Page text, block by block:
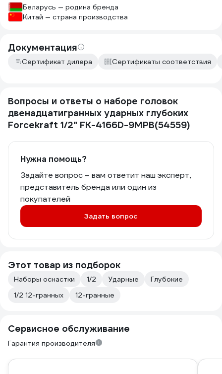
Беларусь — родина бренда
Китай — страна производства
Документация
Сертификат дилера Сертификаты соответствия
Вопросы и ответы о наборе головок
двенадцатигранных ударных глубоких
Forcekraft 1/2" FK-4166D-9MPB(54559)
Нужна помощь?
Задайте вопрос – вам ответит наш эксперт,
представитель бренда или один из
покупателей
Задать вопрос
Этот товар из подборок
Наборы оснастки 1/2 Ударные
Глубокие
1/2 12-гранных
12-гранные
Сервисное обслуживание
Гарантия производителя